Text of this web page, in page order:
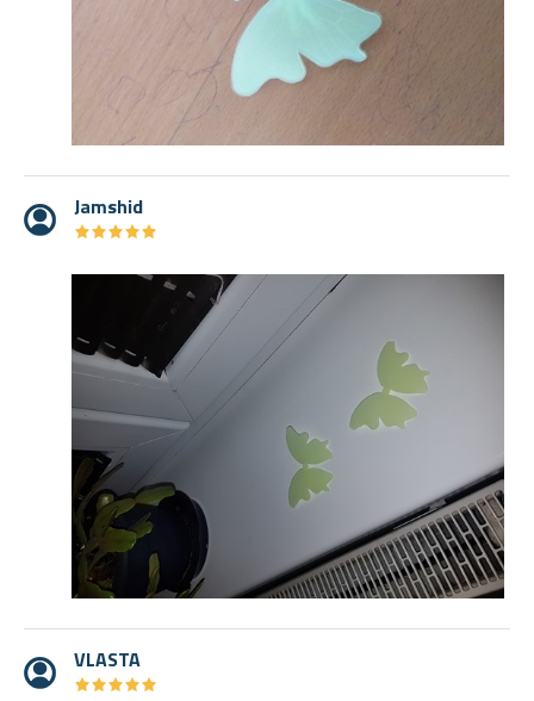
Jamshid
★★★★★
★★★★★
VLASTA
★★★★★
★★★★★